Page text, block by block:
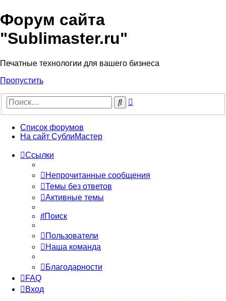
Форум сайта
"Sublimaster.ru"
Печатные технологии для вашего бизнеса
Пропустить
Поиск
Список форумов
На сайт СублиМастер
Ссылки
Непрочитанные сообщения
Темы без ответов
Активные темы
Поиск
Пользователи
Наша команда
Благодарности
FAQ
Вход